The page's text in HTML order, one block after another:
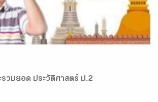
วบยอด ประวัติศาสตร์ ป.2